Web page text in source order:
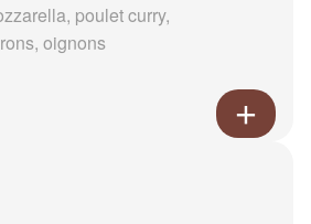
poulet curry,
oignons